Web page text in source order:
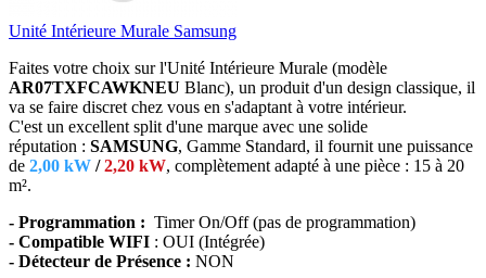
Unité Intérieure Murale Samsung
Faites votre choix sur l'Unité Intérieure Murale (modèle
AR07TXFCAWKNEU Blanc), un produit d'un design classique, il
va se faire discret chez vous en s'adaptant à votre intérieur.
C'est un excellent split d'une marque avec une solide
réputation : SAMSUNG, Gamme Standard, il fournit une puissance
de 2,00 kW /2,20 kW, complètement adapté à une pièce : 15 à 20
m².
- Programmation : Timer On/Off (pas de programmation)
- Compatible WIFI : OUI (Intégrée)
- Détecteur de Présence : NON